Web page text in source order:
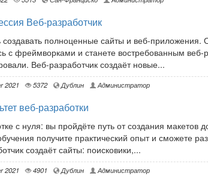
Веб-разработчик
создавать полноценные сайты и веб-приложения.
с фреймворками и станете востребованным
Веб-разработчик создаёт новые...
2021 5372 Дублин Администратор
веб-разработки
с нуля: вы пройдёте путь от создания макетов
получите практический опыт и сможете
создаёт сайты: поисковики,...
2021 4901 Дублин Администратор